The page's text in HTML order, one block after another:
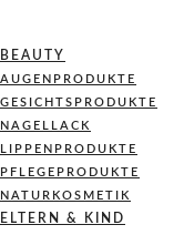
BEAUTY
AUGENPRODUKTE
GESICHTSPRODUKTE
NAGELLACK
LIPPENPRODUKTE
PFLEGEPRODUKTE
NATURKOSMETIK
ELTERN & KIND